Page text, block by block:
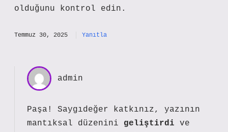
olduğunu kontrol edin.
Temmuz 30, 2025 Yanıtla
admin
Paşa! Saygıdeğer katkınız, yazının
mantıksal düzenini geliştirdi ve